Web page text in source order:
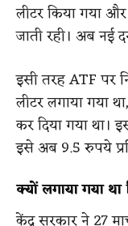
लीटर किया गया
जाती रही। अब नई
इसी तरह ATF पर
लीटर लगाया गया
कर दिया गया था।
इसे अब 9.5 रुपये
क्यों लगाया गया